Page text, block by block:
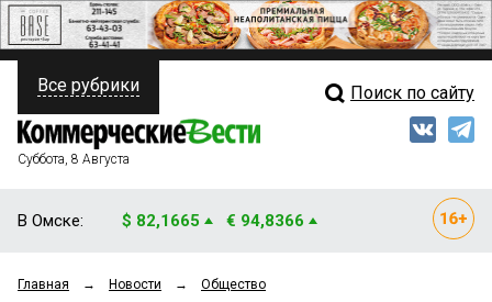
ПОЛИТИКА
ФИНАНСЫ
ОБЩЕСТВО
Свежий выпуск
Все рубрики Поиск по сайту
Суббота, 8 Августа
В Омске: $ 82,1665 € 94,8366
Главная → Новости → Общество